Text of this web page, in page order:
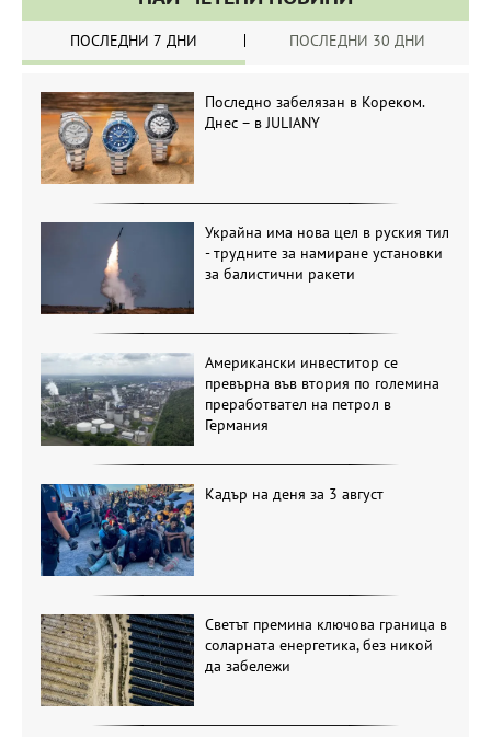
ПОСЛЕДНИ 7 ДНИ ПОСЛЕДНИ 30 ДНИ
Последно забелязан в Кореком.
Днес – в JULIANY
Украйна има нова цел в руския тил
- трудните за намиране установки
за балистични ракети
Американски инвеститор се
превърна във втория по големина
преработвател на петрол в
Германия
Кадър на деня за 3 август
Светът премина ключова граница в
соларната енергетика, без никой
да забележи